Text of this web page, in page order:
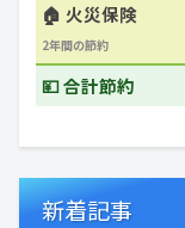
🏠 火災保険
2年間の節約
💴 合計節約
新着記事